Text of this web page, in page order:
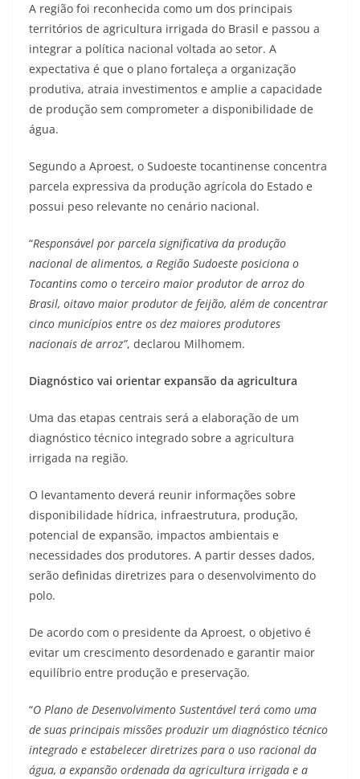
A região foi reconhecida como um dos principais
territórios de agricultura irrigada do Brasil e passou a
integrar a política nacional voltada ao setor. A
expectativa é que o plano fortaleça a organização
produtiva, atraia investimentos e amplie a capacidade
de produção sem comprometer a disponibilidade de
água.
Segundo a Aproest, o Sudoeste tocantinense concentra
parcela expressiva da produção agrícola do Estado e
possui peso relevante no cenário nacional.
“Responsável por parcela significativa da produção
nacional de alimentos, a Região Sudoeste posiciona o
Tocantins como o terceiro maior produtor de arroz do
Brasil, oitavo maior produtor de feijão, além de concentrar
cinco municípios entre os dez maiores produtores
nacionais de arroz”, declarou Milhomem.
Diagnóstico vai orientar expansão da agricultura
Uma das etapas centrais será a elaboração de um
diagnóstico técnico integrado sobre a agricultura
irrigada na região.
O levantamento deverá reunir informações sobre
disponibilidade hídrica, infraestrutura, produção,
potencial de expansão, impactos ambientais e
necessidades dos produtores. A partir desses dados,
serão definidas diretrizes para o desenvolvimento do
polo.
De acordo com o presidente da Aproest, o objetivo é
evitar um crescimento desordenado e garantir maior
equilíbrio entre produção e preservação.
“O Plano de Desenvolvimento Sustentável terá como uma
de suas principais missões produzir um diagnóstico técnico
integrado e estabelecer diretrizes para o uso racional da
água, a expansão ordenada da agricultura irrigada e a